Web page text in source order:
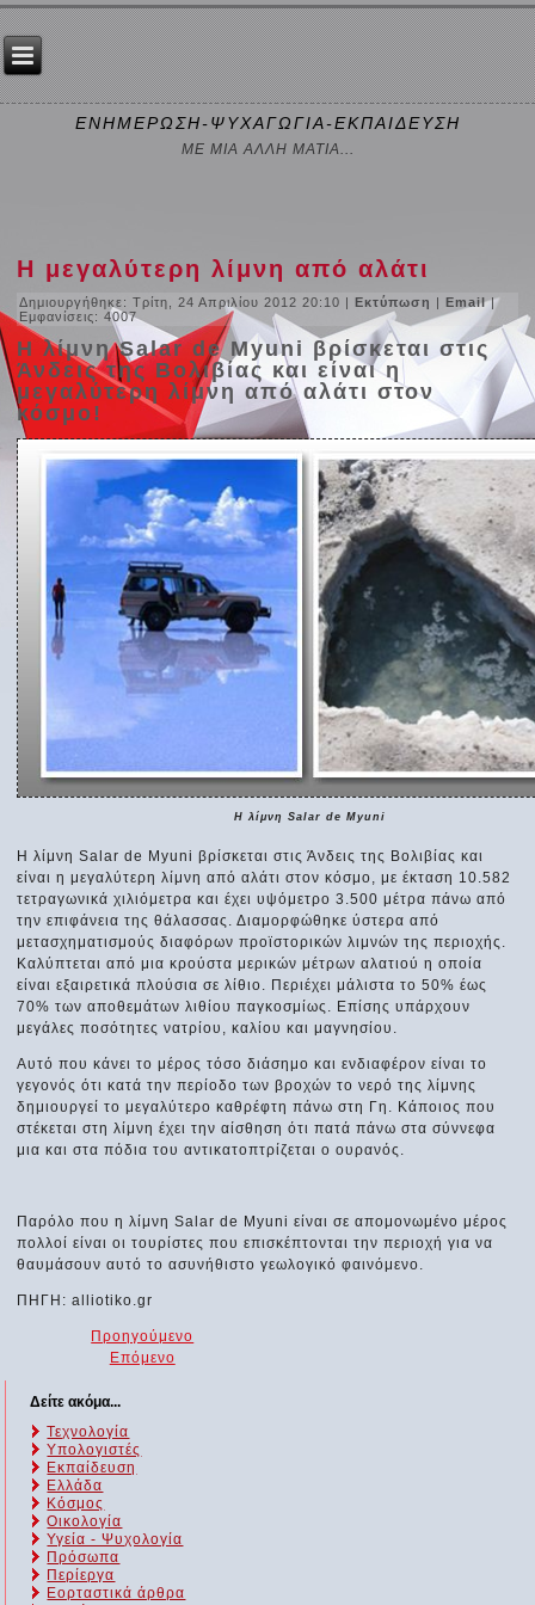
ΕΝΗΜΕΡΩΣΗ-ΨΥΧΑΓΩΓΙΑ-ΕΚΠΑΙΔΕΥΣΗ
ΜΕ ΜΙΑ ΑΛΛΗ ΜΑΤΙΑ...
Η μεγαλύτερη λίμνη από αλάτι
Δημιουργήθηκε: Τρίτη, 24 Απριλίου 2012 20:10 |Εκτύπωση |Email|
Εμφανίσεις: 4007
Η λίμνη Salar de Myuni βρίσκεται στις
Άνδεις της Βολιβίας και είναι η
μεγαλύτερη λίμνη από αλάτι στον
κόσμο!
Η λίμνη Salar de Myuni
Η λίμνη Salar de Myuni βρίσκεται στις Άνδεις της Βολιβίας και
είναι η μεγαλύτερη λίμνη από αλάτι στον κόσμο, με έκταση 10.582
τετραγωνικά χιλιόμετρα και έχει υψόμετρο 3.500 μέτρα πάνω από
την επιφάνεια της θάλασσας. Διαμορφώθηκε ύστερα από
μετασχηματισμούς διαφόρων προϊστορικών λιμνών της περιοχής.
Καλύπτεται από μια κρούστα μερικών μέτρων αλατιού η οποία
είναι εξαιρετικά πλούσια σε λίθιο. Περιέχει μάλιστα το 50% έως
70% των αποθεμάτων λιθίου παγκοσμίως. Επίσης υπάρχουν
μεγάλες ποσότητες νατρίου, καλίου και μαγνησίου.
Αυτό που κάνει το μέρος τόσο διάσημο και ενδιαφέρον είναι το
γεγονός ότι κατά την περίοδο των βροχών το νερό της λίμνης
δημιουργεί το μεγαλύτερο καθρέφτη πάνω στη Γη. Κάποιος που
στέκεται στη λίμνη έχει την αίσθηση ότι πατά πάνω στα σύννεφα
μια και στα πόδια του αντικατοπτρίζεται ο ουρανός.
Παρόλο που η λίμνη Salar de Myuni είναι σε απομονωμένο μέρος
πολλοί είναι οι τουρίστες που επισκέπτονται την περιοχή για να
θαυμάσουν αυτό το ασυνήθιστο γεωλογικό φαινόμενο.
ΠΗΓΗ: alliotiko.gr
Προηγούμενο
Επόμενο
Δείτε ακόμα...
Τεχνολογία
Υπολογιστές
Εκπαίδευση
Ελλάδα
Κόσμος
Οικολογία
Υγεία - Ψυχολογία
Πρόσωπα
Περίεργα
Εορταστικά άρθρα